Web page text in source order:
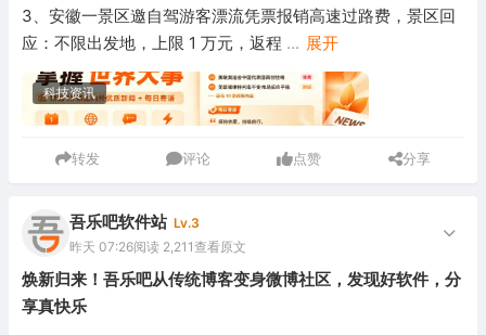
3、安徽一景区邀自驾游客漂流凭票报销高速过路费，景区回
应：不限出发地，上限 1 万元，返程 ... 展开
科技资讯
转发 评论 点赞 分享
吾乐吧软件站 Lv.3
昨天 07:26阅读 2,211查看原文
焕新归来！吾乐吧从传统博客变身微博社区，发现好软件，分
享真快乐